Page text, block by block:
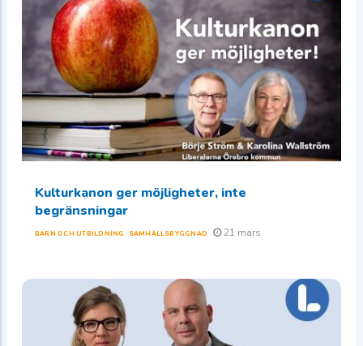
Kulturkanon ger möjligheter, inte
begränsningar
BARN OCH UTBILDNING SAMHÄLLSBYGGNAD 21 mars